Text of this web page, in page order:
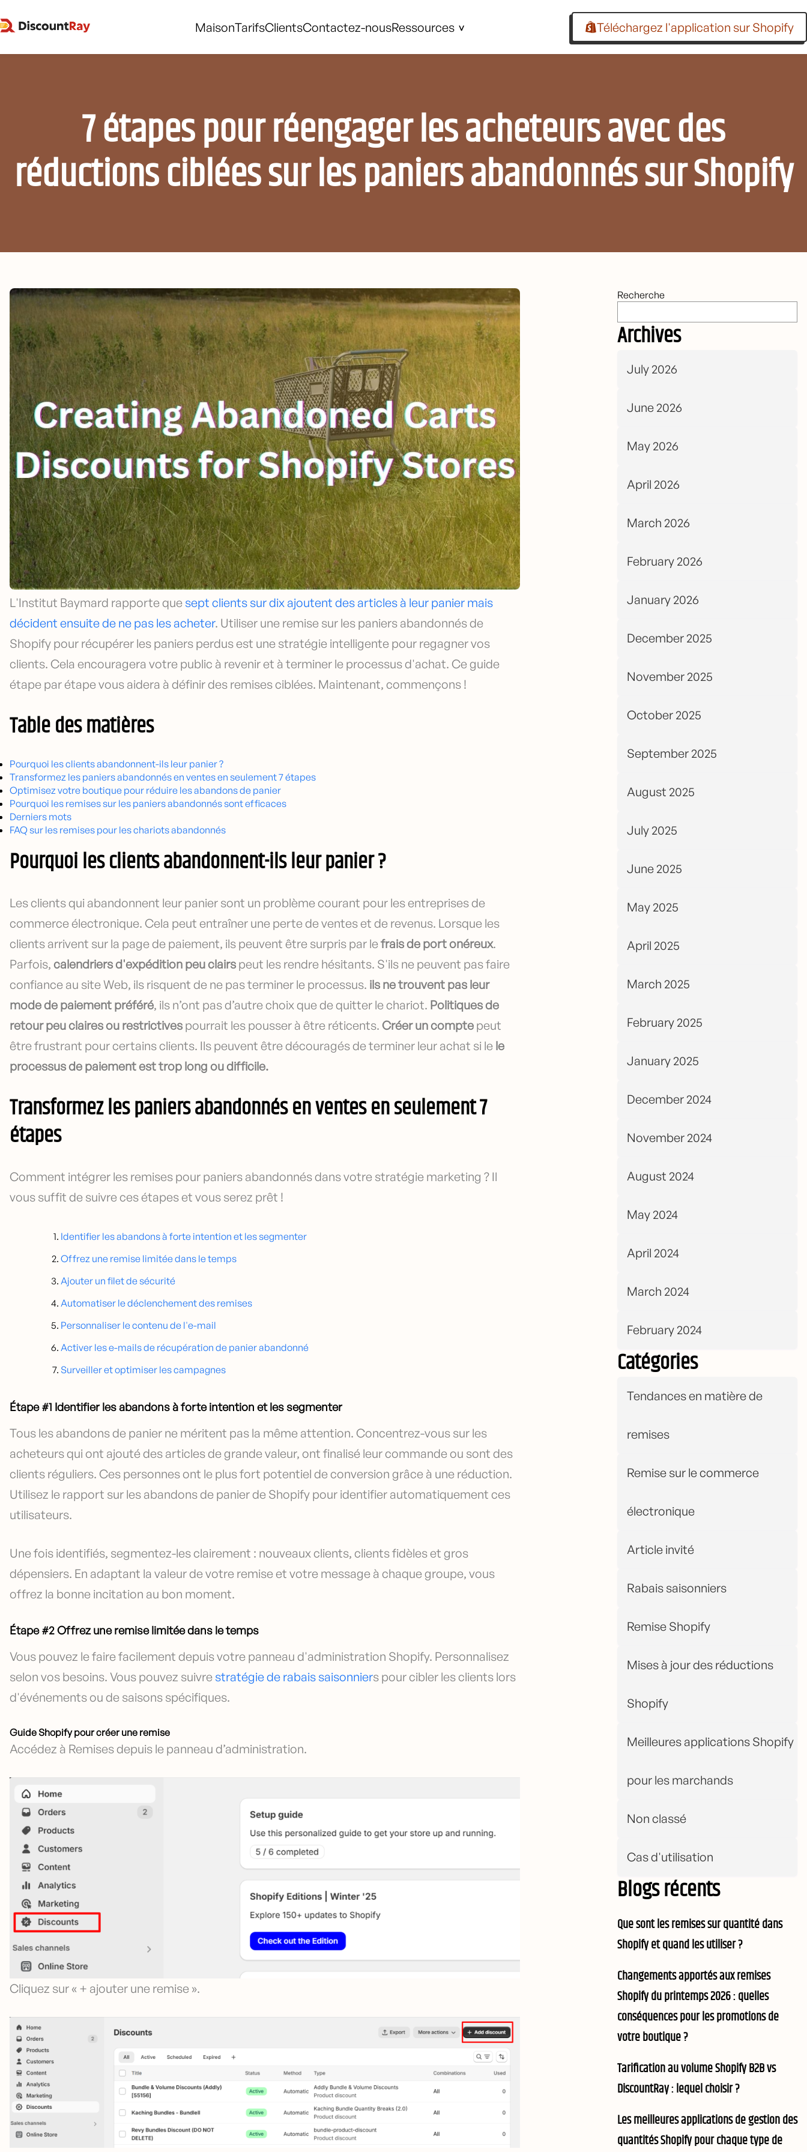
MaisonTarifsClientsContactez-nousRessources Téléchargez l'application sur Shopify
7 étapes pour réengager les acheteurs avec des
réductions ciblées sur les paniers abandonnés sur Shopify
Recherche
Archives
July 2026
June 2026
May 2026
April 2026
March 2026
February 2026
January 2026
December 2025
November 2025
October 2025
September 2025
August 2025
July 2025
June 2025
May 2025
April 2025
March 2025
February 2025
January 2025
December 2024
November 2024
August 2024
May 2024
April 2024
March 2024
February 2024
Catégories
Tendances en matière de
remises
Remise sur le commerce
électronique
Article invité
Rabais saisonniers
Remise Shopify
Mises à jour des réductions
Shopify
Meilleures applications Shopify
pour les marchands
Non classé
Cas d'utilisation
Blogs récents
Que sont les remises sur quantité dans
Shopify et quand les utiliser ?
Changements apportés aux remises
Shopify du printemps 2026 : quelles
conséquences pour les promotions de
votre boutique ?
Tarification au volume Shopify B2B vs
DiscountRay : lequel choisir ?
Les meilleures applications de gestion des
quantités Shopify pour chaque type de
L'Institut Baymard rapporte que sept clients sur dix ajoutent des articles à leur panier mais
décident ensuite de ne pas les acheter. Utiliser une remise sur les paniers abandonnés de
Shopify pour récupérer les paniers perdus est une stratégie intelligente pour regagner vos
clients. Cela encouragera votre public à revenir et à terminer le processus d'achat. Ce guide
étape par étape vous aidera à définir des remises ciblées. Maintenant, commençons !
Table des matières
Pourquoi les clients abandonnent-ils leur panier ?
Transformez les paniers abandonnés en ventes en seulement 7 étapes
Optimisez votre boutique pour réduire les abandons de panier
Pourquoi les remises sur les paniers abandonnés sont efficaces
Derniers mots
FAQ sur les remises pour les chariots abandonnés
Pourquoi les clients abandonnent-ils leur panier ?
Les clients qui abandonnent leur panier sont un problème courant pour les entreprises de
commerce électronique. Cela peut entraîner une perte de ventes et de revenus. Lorsque les
clients arrivent sur la page de paiement, ils peuvent être surpris par lefrais de port onéreux.
Parfois, calendriers d'expédition peu clairs peut les rendre hésitants. S'ils ne peuvent pas faire
confiance au site Web, ils risquent de ne pas terminer le processus. ils ne trouvent pas leur
mode de paiement préféré, ils n’ont pas d’autre choix que de quitter le chariot. Politiques de
retour peu claires ou restrictives pourrait les pousser à être réticents. Créer un compte peut
être frustrant pour certains clients. Ils peuvent être découragés de terminer leur achat si le le
processus de paiement est trop long ou difficile.
Transformez les paniers abandonnés en ventes en seulement 7
étapes
Comment intégrer les remises pour paniers abandonnés dans votre stratégie marketing ? Il
vous suffit de suivre ces étapes et vous serez prêt !
Identifier les abandons à forte intention et les segmenter
Offrez une remise limitée dans le temps
Ajouter un filet de sécurité
Automatiser le déclenchement des remises
Personnaliser le contenu de l'e-mail
Activer les e-mails de récupération de panier abandonné
Surveiller et optimiser les campagnes
Étape #1 Identifier les abandons à forte intention et les segmenter
Tous les abandons de panier ne méritent pas la même attention. Concentrez-vous sur les
acheteurs qui ont ajouté des articles de grande valeur, ont finalisé leur commande ou sont des
clients réguliers. Ces personnes ont le plus fort potentiel de conversion grâce à une réduction.
Utilisez le rapport sur les abandons de panier de Shopify pour identifier automatiquement ces
utilisateurs.
Une fois identifiés, segmentez-les clairement : nouveaux clients, clients fidèles et gros
dépensiers. En adaptant la valeur de votre remise et votre message à chaque groupe, vous
offrez la bonne incitation au bon moment.
Étape #2 Offrez une remise limitée dans le temps
Vous pouvez le faire facilement depuis votre panneau d'administration Shopify. Personnalisez
selon vos besoins. Vous pouvez suivre stratégie de rabais saisonniers pour cibler les clients lors
d'événements ou de saisons spécifiques.
Guide Shopify pour créer une remise
Accédez à Remises depuis le panneau d’administration.
Cliquez sur « + ajouter une remise ».